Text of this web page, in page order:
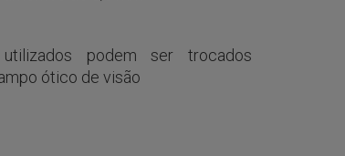
podem ser trocados
ótico de visão